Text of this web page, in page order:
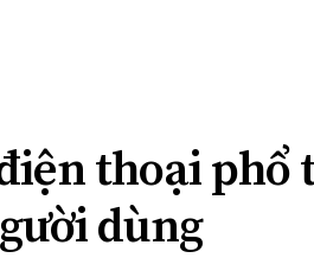
thoại phổ
dùng